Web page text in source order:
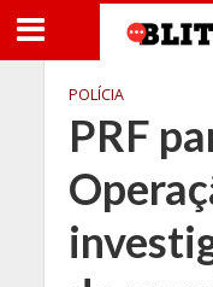
POLÍCIA
PRF